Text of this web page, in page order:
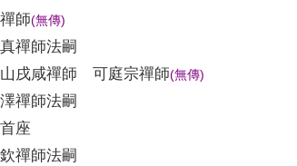
師(無傳)
禪師法嗣
咸禪師 可庭宗禪師(無傳)
禪師法嗣
座
禪師法嗣